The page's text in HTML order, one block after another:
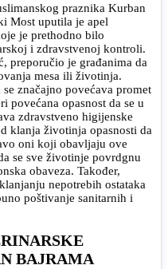
praznika Kurban
Most uputila je apel
je prethodno bilo
i zdravstvenoj kontroli.
preporučio je građanima da
mesa ili životinja.
značajno povećava promet
povećana opasnost da se u
zdravstveno higijenske
klanja životinja opasnosti da
oni koji obavljaju ove
se sve životinje povrdgnu
obaveza. Također,
nepotrebih ostataka
poštivanje sanitarnih i
BAJRAMA